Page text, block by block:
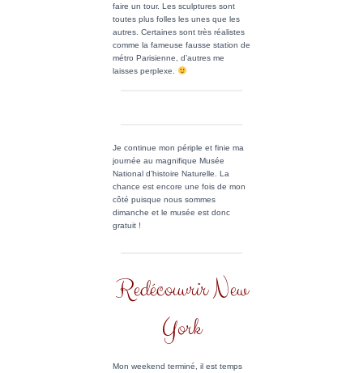
faire un tour. Les sculptures sont
toutes plus folles les unes que les
autres. Certaines sont très réalistes
comme la fameuse fausse station de
métro Parisienne, d’autres me
laisses perplexe.
Je continue mon périple et finie ma
journée au magnifique Musée
National d’histoire Naturelle. La
chance est encore une fois de mon
côté puisque nous sommes
dimanche et le musée est donc
gratuit !
Redécouvrir New
York
Mon weekend terminé, il est temps